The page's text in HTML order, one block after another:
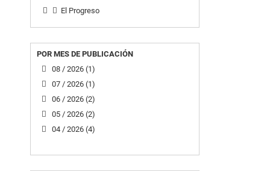
El Progreso
POR MES DE PUBLICACIÓN
08 / 2026 (1)
07 / 2026 (1)
06 / 2026 (2)
05 / 2026 (2)
04 / 2026 (4)